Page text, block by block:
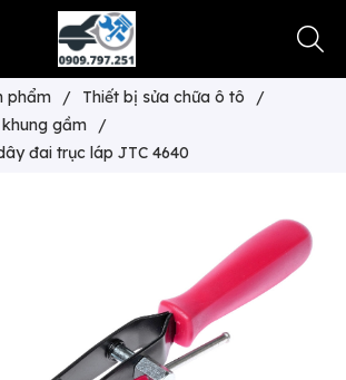
phẩm / Thiết bị sửa chữa ô tô
/
gầm
/
đai trục láp JTC 4640